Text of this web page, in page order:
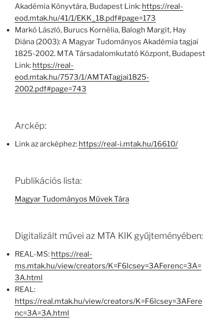
Akadémia Könyvtára, Budapest Link: https://real-
eod.mtak.hu/41/1/EKK_18.pdf#page=173
Markó László, Burucs Kornélia, Balogh Margit, Hay
Diána (2003): A Magyar Tudományos Akadémia tagjai
1825-2002. MTA Társadalomkutató Központ, Budapest
Link: https://real-
eod.mtak.hu/7573/1/AMTATagjai1825-
2002.pdf#page=743
Arckép:
Link az arcképhez: https://real-i.mtak.hu/16610/
Publikációs lista:
Magyar Tudományos Művek Tára
Digitalizált művei az MTA KIK gyűjteményében:
REAL-MS: https://real-
ms.mtak.hu/view/creators/K=F6lcsey=3AFerenc=3A=
3A.html
REAL:
https://real.mtak.hu/view/creators/K=F6lcsey=3AFere
nc=3A=3A.html